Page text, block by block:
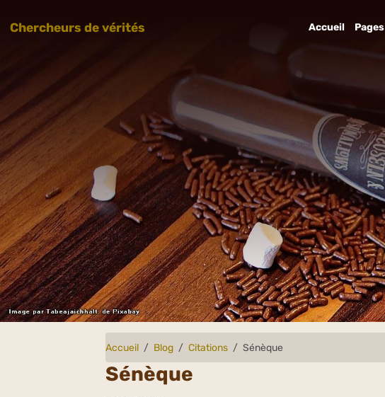
Chercheurs de vérités Accueil Pages
Accueil Blog Citations Sénèque
Sénèque